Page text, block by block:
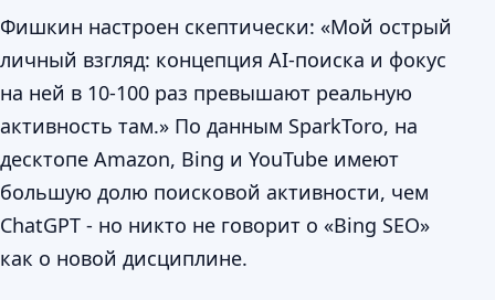
Фишкин настроен скептически: «Мой острый
личный взгляд: концепция AI-поиска и фокус
на ней в 10-100 раз превышают реальную
активность там.» По данным SparkToro, на
десктопе Amazon, Bing и YouTube имеют
большую долю поисковой активности, чем
ChatGPT - но никто не говорит о «Bing SEO»
как о новой дисциплине.